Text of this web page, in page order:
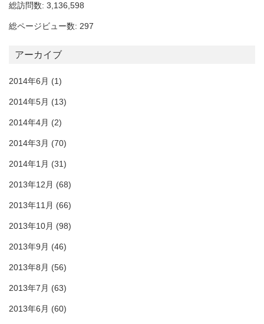
総訪問数: 3,136,598
総ページビュー数: 297
アーカイブ
2014年6月 (1)
2014年5月 (13)
2014年4月 (2)
2014年3月 (70)
2014年1月 (31)
2013年12月 (68)
2013年11月 (66)
2013年10月 (98)
2013年9月 (46)
2013年8月 (56)
2013年7月 (63)
2013年6月 (60)